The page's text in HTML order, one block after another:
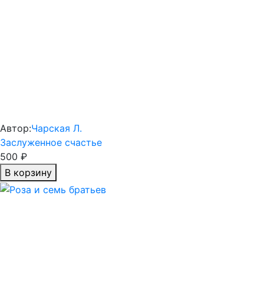
Автор:Чарская Л.
Заслуженное счастье
500 ₽
В корзину